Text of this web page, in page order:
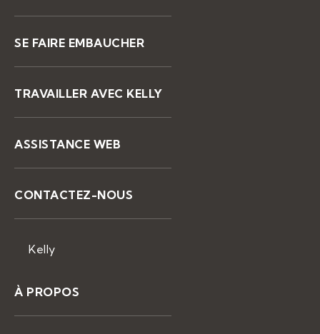
SE FAIRE EMBAUCHER
TRAVAILLER AVEC KELLY
ASSISTANCE WEB
CONTACTEZ-NOUS
Kelly
À PROPOS